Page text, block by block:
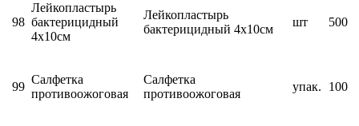
98
Лейкопластырь
бактерицидный
4х10см
Лейкопластырь
бактерицидный 4х10см
шт 500
99
Салфетка
противоожоговая
Салфетка
противоожоговая
упак. 100